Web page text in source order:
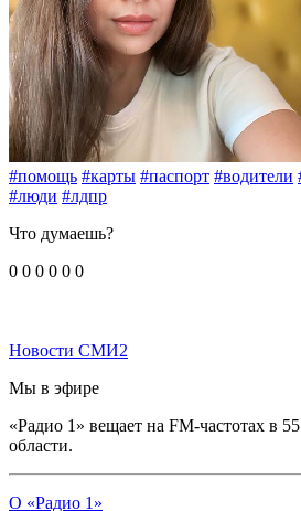
#помощь #карты #паспорт #водители
#люди #лдпр
Что думаешь?
0 0 0 0 0 0
Новости СМИ2
Мы в эфире
«Радио 1» вещает на FM-частотах в
области.
О «Радио 1»